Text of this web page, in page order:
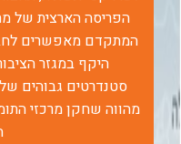
הפריסה הארצית של
המתקדם מאפשרים
היקף במגזר
סטנדרטים גבוהים
מהווה שחקן מרכזי